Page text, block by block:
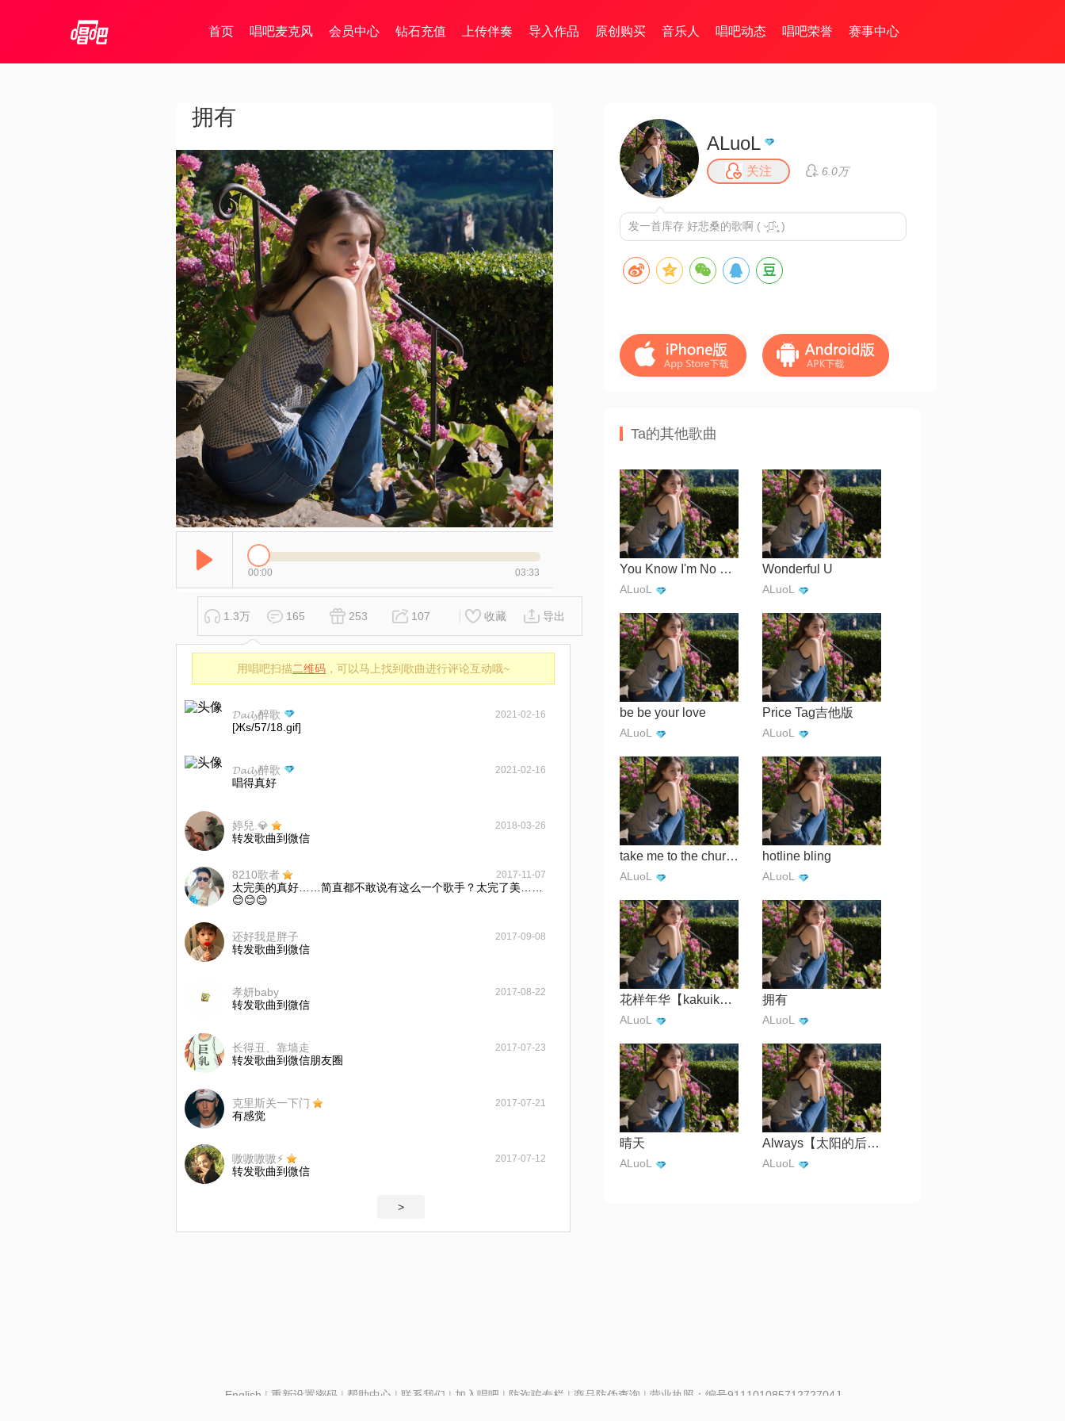
首页 唱吧麦克风 会员中心 钻石充值 上传伴奏 导入作品 原创购买 音乐人 唱吧动态 唱吧荣誉 赛事中心
拥有
00:00 03:33
1.3万 165 253 107 收藏 导出
用唱吧扫描二维码 ，可以马上找到歌曲进行评论互动哦~
𝓓𝓪𝓲𝓵𝔂醉歌 2021-02-16
[Жs/57/18.gif]
𝓓𝓪𝓲𝓵𝔂醉歌 2021-02-16
唱得真好
婷兒.💎 2018-03-26
转发歌曲到微信
8210歌者 2017-11-07
太完美的真好……简直都不敢说有这么一个歌手？太完了美……
😊😊😊
还好我是胖子 2017-09-08
转发歌曲到微信
孝妍baby 2017-08-22
转发歌曲到微信
长得丑、靠墙走 2017-07-23
转发歌曲到微信朋友圈
克里斯关一下门 2017-07-21
有感觉
嗷嗷嗷嗷⚡️ 2017-07-12
转发歌曲到微信
>
ALuoL
关注 6.0万
发一首库存 好悲桑的歌啊 ( ᵕ̥﹏̑ᵕ̥̥ )
Ta的其他歌曲
You Know I'm No Good
ALuoL
Wonderful U
ALuoL
be be your love
ALuoL
Price Tag吉他版
ALuoL
take me to the church(guitar ver.)
ALuoL
hotline bling
ALuoL
花样年华【kakuikoma】
ALuoL
拥有
ALuoL
晴天
ALuoL
Always【太阳的后裔 OST】
ALuoL
English | 重新设置密码| 帮助中心 | 联系我们 | 加入唱吧 | 防诈骗专栏 | 商品防伪查询 | 营业执照：编号91110108571272704J